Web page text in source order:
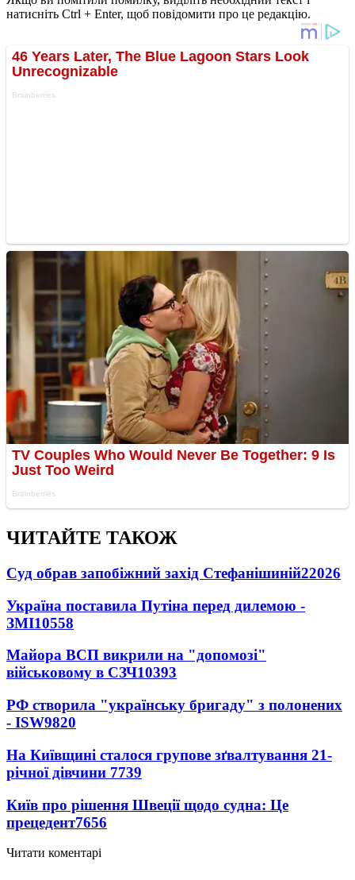
натисніть Ctrl + Enter, щоб повідомити про це редакцію.
ЧИТАЙТЕ ТАКОЖ
Суд обрав запобіжний захід Стефанішиній22026
Україна поставила Путіна перед дилемою -
ЗМІ10558
Майора ВСП викрили на "допомозі"
військовому в СЗЧ10393
РФ створила "українську бригаду" з полонених
- ISW9820
На Київщині сталося групове зґвалтування 21-
річної дівчини 7739
Київ про рішення Швеції щодо судна: Це
прецедент7656
Читати коментарі